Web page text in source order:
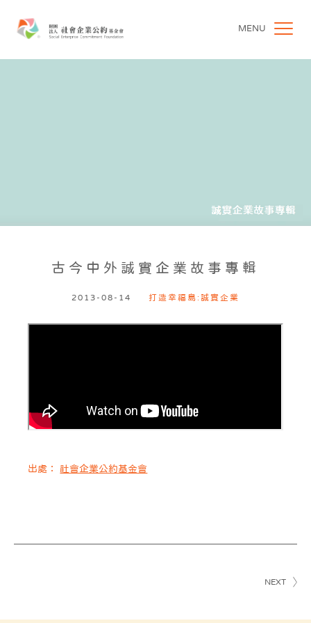
MENU
古今中外誠實企業故事專輯
2013-08-14 打造幸福島:誠實企業
出處： 社會企業公約基金會
NEXT